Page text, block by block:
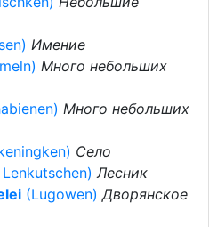
Имение
Много небольших
Много небольших
Село
Лесник
(Lugowen)Дворянское